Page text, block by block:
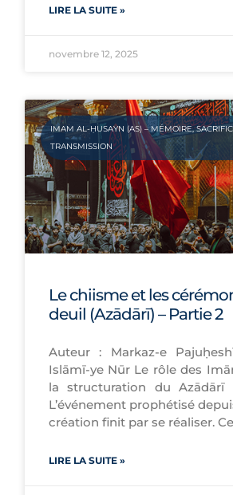
LIRE LA SUITE »
novembre 12, 2025
IMAM AL-ḤUSAYN (AS) – MÉMOIRE,
TRANSMISSION
Le chiisme et les
deuil (Azādārī) – Partie 2
Auteur : Markaz-e
Islāmī-ye Nūr Le rôle des
la structuration du Azādārī
L’événement prophétisé
création finit par se réaliser.
LIRE LA SUITE »